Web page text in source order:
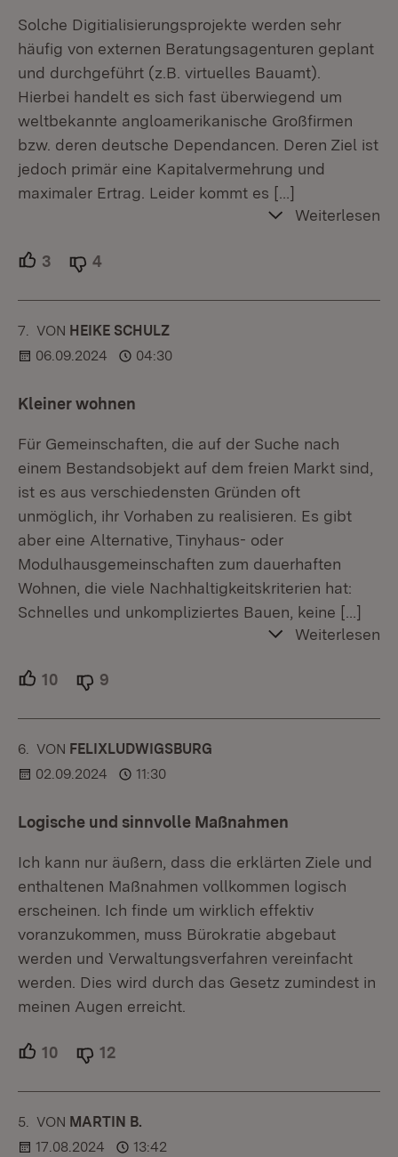
Solche Digitialisierungsprojekte werden sehr
häufig von externen Beratungsagenturen geplant
und durchgeführt (z.B. virtuelles Bauamt).
Hierbei handelt es sich fast überwiegend um
weltbekannte angloamerikanische Großfirmen
bzw. deren deutsche Dependancen. Deren Ziel ist
jedoch primär eine Kapitalvermehrung und
maximaler Ertrag. Leider kommt es […]
Weiterlesen
3 Unterstützer.
4
7. KOMMENTAR
VON :HEIKE SCHULZ
06.09.2024
04:30
Kleiner wohnen
Für Gemeinschaften, die auf der Suche nach
einem Bestandsobjekt auf dem freien Markt sind,
ist es aus verschiedensten Gründen oft
unmöglich, ihr Vorhaben zu realisieren. Es gibt
aber eine Alternative, Tinyhaus- oder
Modulhausgemeinschaften zum dauerhaften
Wohnen, die viele Nachhaltigkeitskriterien hat:
Schnelles und unkompliziertes Bauen, keine […]
Weiterlesen
10 Unterstützer.
9
6. KOMMENTAR
VON :FELIXLUDWIGSBURG
02.09.2024
11:30
Logische und sinnvolle Maßnahmen
Ich kann nur äußern, dass die erklärten Ziele und
enthaltenen Maßnahmen vollkommen logisch
erscheinen. Ich finde um wirklich effektiv
voranzukommen, muss Bürokratie abgebaut
werden und Verwaltungsverfahren vereinfacht
werden. Dies wird durch das Gesetz zumindest in
meinen Augen erreicht.
10 Unterstützer.
12
5. KOMMENTAR
VON :MARTIN B.
17.08.2024
13:42